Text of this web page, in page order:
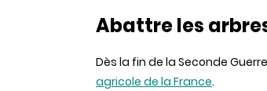
Abattre les
Dès la fin de la Seconde
agricole de la France.